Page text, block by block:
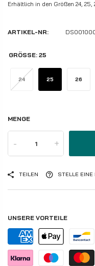
Erhältlich in den Größen 24, 25,
ARTIKEL-NR:
GRÖSSE: 25
24 25 26
MENGE
- +
TEILEN STELLE EINE
UNSERE VORTEILE